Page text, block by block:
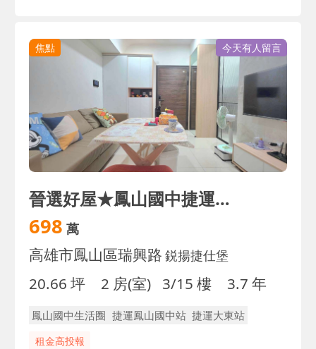
焦點 今天有人留言
晉選好屋★鳳山國中捷運｜首購首選美裝潢輕屋齡正兩房
698 萬
高雄市鳳山區瑞興路 鋭揚捷仕堡
20.66 坪 2 房(室) 3/15 樓 3.7 年
鳳山國中生活圈 捷運鳳山國中站 捷運大東站
租金高投報